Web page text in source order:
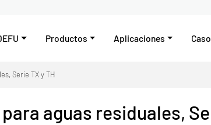
Productos Aplicaciones
Serie TX y TH
aguas residuales,